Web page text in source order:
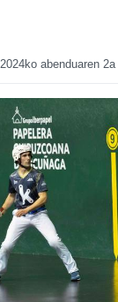
2024ko abenduaren 2a